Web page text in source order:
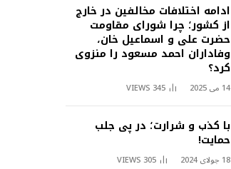
ادامه اختلافات مخالفین در خارج
از کشور؛ چرا شورای مقاومت
حضرت علی و اسماعیل خان،
وفاداران احمد مسعود را منزوی
کرد؟
14 می 2025 345
VIEWS
با کذب و شرارت؛ در پی جلب
حمایت!
18 جولای 2024 305
VIEWS